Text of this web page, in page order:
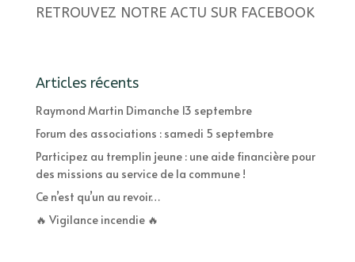
RETROUVEZ NOTRE ACTU SUR FACEBOOK
Articles récents
Raymond Martin Dimanche 13 septembre
Forum des associations : samedi 5 septembre
Participez au tremplin jeune : une aide financière pour
des missions au service de la commune !
Ce n’est qu’un au revoir…
🔥 Vigilance incendie 🔥